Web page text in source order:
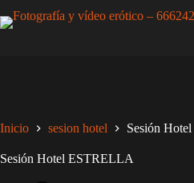
al
Inicio sesion hotel Sesión
Sesión Hotel ESTRELLA